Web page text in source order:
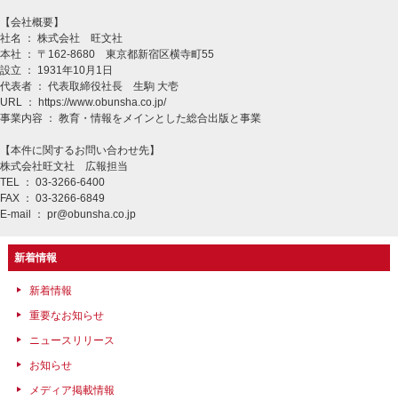
【会社概要】
社名 ： 株式会社 旺文社
本社 ： 〒162-8680 東京都新宿区横寺町55
設立 ： 1931年10月1日
代表者 ： 代表取締役社長 生駒 大壱
URL ： https://www.obunsha.co.jp/
事業内容 ： 教育・情報をメインとした総合出版と事業
【本件に関するお問い合わせ先】
株式会社旺文社 広報担当
TEL ： 03-3266-6400
FAX ： 03-3266-6849
E-mail ： pr@obunsha.co.jp
新着情報
新着情報
重要なお知らせ
ニュースリリース
お知らせ
メディア掲載情報